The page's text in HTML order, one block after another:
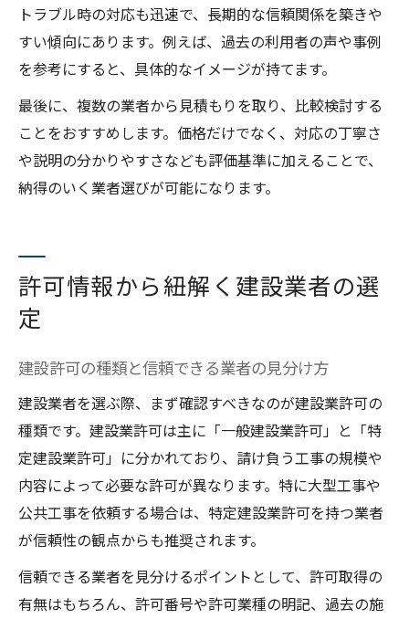
トラブル時の対応も迅速で、長期的な信頼関係を築きや
すい傾向にあります。例えば、過去の利用者の声や事例
を参考にすると、具体的なイメージが持てます。
最後に、複数の業者から見積もりを取り、比較検討する
ことをおすすめします。価格だけでなく、対応の丁寧さ
や説明の分かりやすさなども評価基準に加えることで、
納得のいく業者選びが可能になります。
許可情報から紐解く建設業者の選
定
建設許可の種類と信頼できる業者の見分け方
建設業者を選ぶ際、まず確認すべきなのが建設業許可の
種類です。建設業許可は主に「一般建設業許可」と「特
定建設業許可」に分かれており、請け負う工事の規模や
内容によって必要な許可が異なります。特に大型工事や
公共工事を依頼する場合は、特定建設業許可を持つ業者
が信頼性の観点からも推奨されます。
信頼できる業者を見分けるポイントとして、許可取得の
有無はもちろん、許可番号や許可業種の明記、過去の施